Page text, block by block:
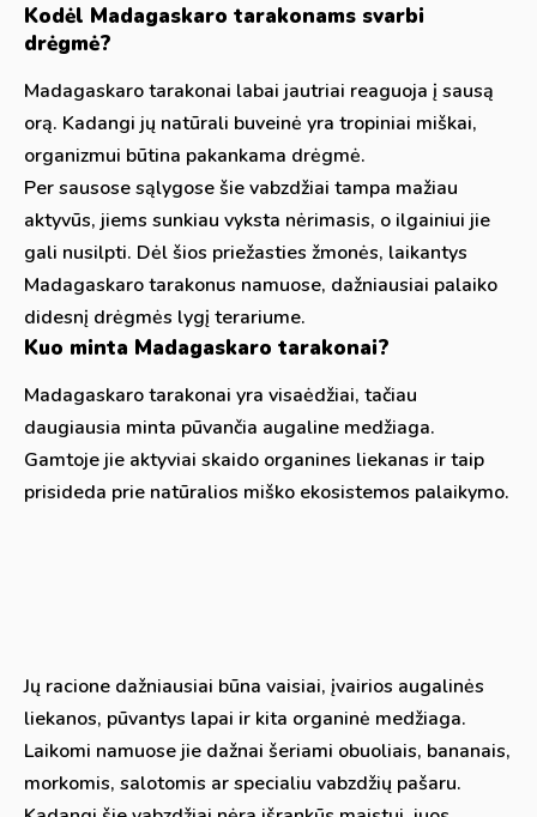
Kodėl Madagaskaro tarakonams svarbi
drėgmė?
Madagaskaro tarakonai labai jautriai reaguoja į sausą
orą. Kadangi jų natūrali buveinė yra tropiniai miškai,
organizmui būtina pakankama drėgmė.
Per sausose sąlygose šie vabzdžiai tampa mažiau
aktyvūs, jiems sunkiau vyksta nėrimasis, o ilgainiui jie
gali nusilpti. Dėl šios priežasties žmonės, laikantys
Madagaskaro tarakonus namuose, dažniausiai palaiko
didesnį drėgmės lygį terariume.
Kuo minta Madagaskaro tarakonai?
Madagaskaro tarakonai yra visaėdžiai, tačiau
daugiausia minta pūvančia augaline medžiaga.
Gamtoje jie aktyviai skaido organines liekanas ir taip
prisideda prie natūralios miško ekosistemos palaikymo.
Jų racione dažniausiai būna vaisiai, įvairios augalinės
liekanos, pūvantys lapai ir kita organinė medžiaga.
Laikomi namuose jie dažnai šeriami obuoliais, bananais,
morkomis, salotomis ar specialiu vabzdžių pašaru.